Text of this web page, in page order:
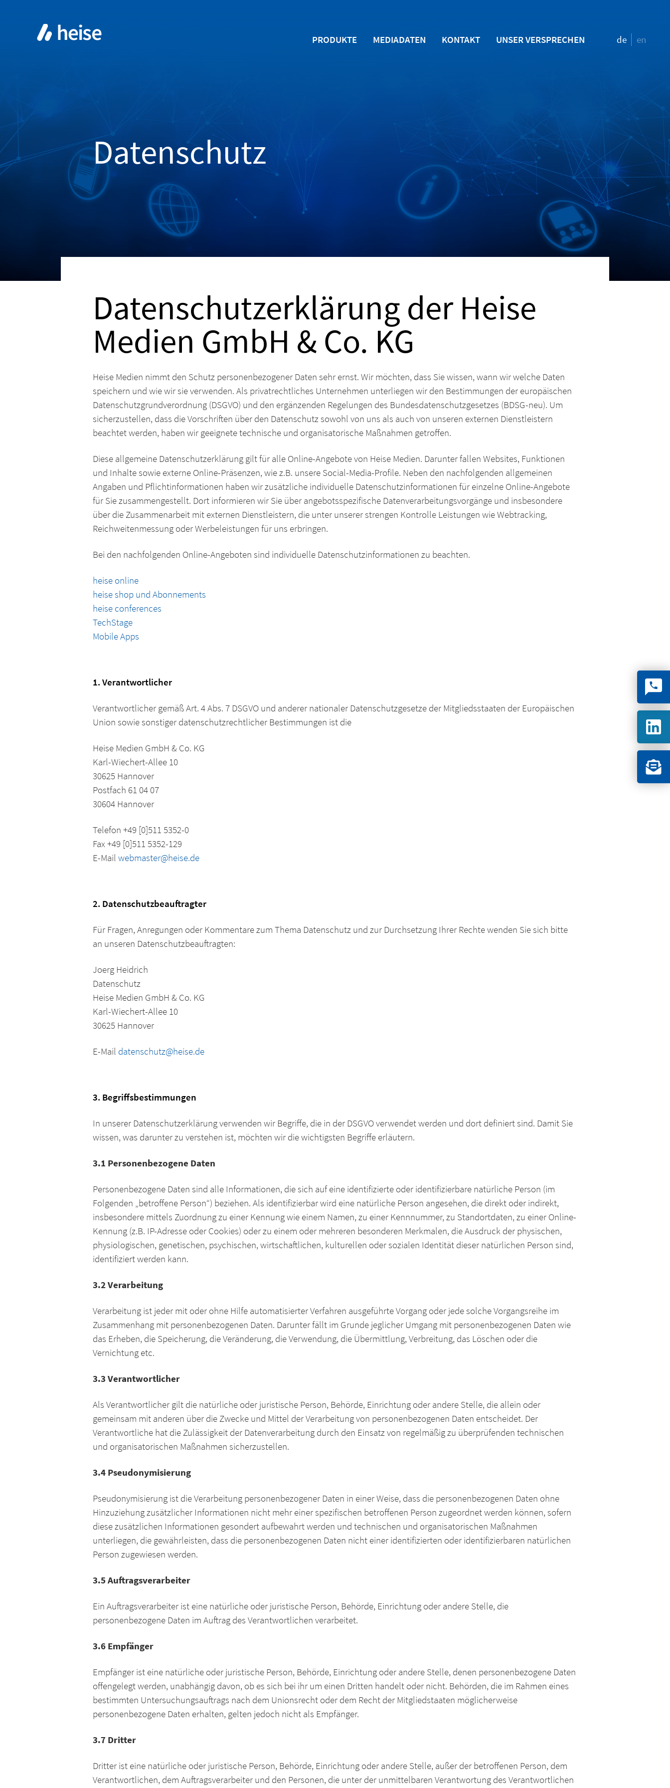
PRODUKTE MEDIADATEN KONTAKT UNSER VERSPRECHEN de en
Datenschutz
Datenschutzerklärung der Heise
Medien GmbH & Co. KG
Heise Medien nimmt den Schutz personenbezogener Daten sehr ernst. Wir möchten, dass Sie wissen, wann wir welche Daten
speichern und wie wir sie verwenden. Als privatrechtliches Unternehmen unterliegen wir den Bestimmungen der europäischen
Datenschutzgrundverordnung (DSGVO) und den ergänzenden Regelungen des Bundesdatenschutzgesetzes (BDSG-neu). Um
sicherzustellen, dass die Vorschriften über den Datenschutz sowohl von uns als auch von unseren externen Dienstleistern
beachtet werden, haben wir geeignete technische und organisatorische Maßnahmen getroffen.
Diese allgemeine Datenschutzerklärung gilt für alle Online-Angebote von Heise Medien. Darunter fallen Websites, Funktionen
und Inhalte sowie externe Online-Präsenzen, wie z.B. unsere Social-Media-Profile. Neben den nachfolgenden allgemeinen
Angaben und Pflichtinformationen haben wir zusätzliche individuelle Datenschutzinformationen für einzelne Online-Angebote
für Sie zusammengestellt. Dort informieren wir Sie über angebotsspezifische Datenverarbeitungsvorgänge und insbesondere
über die Zusammenarbeit mit externen Dienstleistern, die unter unserer strengen Kontrolle Leistungen wie Webtracking,
Reichweitenmessung oder Werbeleistungen für uns erbringen.
Bei den nachfolgenden Online-Angeboten sind individuelle Datenschutzinformationen zu beachten.
heise online
heise shop und Abonnements
heise conferences
TechStage
Mobile Apps
1. Verantwortlicher
Verantwortlicher gemäß Art. 4 Abs. 7 DSGVO und anderer nationaler Datenschutzgesetze der Mitgliedsstaaten der Europäischen
Union sowie sonstiger datenschutzrechtlicher Bestimmungen ist die
Heise Medien GmbH & Co. KG
Karl-Wiechert-Allee 10
30625 Hannover
Postfach 61 04 07
30604 Hannover
Telefon +49 [0]511 5352-0
Fax +49 [0]511 5352-129
E-Mail webmaster@heise.de
2. Datenschutzbeauftragter
Für Fragen, Anregungen oder Kommentare zum Thema Datenschutz und zur Durchsetzung Ihrer Rechte wenden Sie sich bitte
an unseren Datenschutzbeauftragten:
Joerg Heidrich
Datenschutz
Heise Medien GmbH & Co. KG
Karl-Wiechert-Allee 10
30625 Hannover
E-Mail datenschutz@heise.de
3. Begriffsbestimmungen
In unserer Datenschutzerklärung verwenden wir Begriffe, die in der DSGVO verwendet werden und dort definiert sind. Damit Sie
wissen, was darunter zu verstehen ist, möchten wir die wichtigsten Begriffe erläutern.
3.1 Personenbezogene Daten
Personenbezogene Daten sind alle Informationen, die sich auf eine identifizierte oder identifizierbare natürliche Person (im
Folgenden „betroffene Person“) beziehen. Als identifizierbar wird eine natürliche Person angesehen, die direkt oder indirekt,
insbesondere mittels Zuordnung zu einer Kennung wie einem Namen, zu einer Kennnummer, zu Standortdaten, zu einer Online-
Kennung (z.B. IP-Adresse oder Cookies) oder zu einem oder mehreren besonderen Merkmalen, die Ausdruck der physischen,
physiologischen, genetischen, psychischen, wirtschaftlichen, kulturellen oder sozialen Identität dieser natürlichen Person sind,
identifiziert werden kann.
3.2 Verarbeitung
Verarbeitung ist jeder mit oder ohne Hilfe automatisierter Verfahren ausgeführte Vorgang oder jede solche Vorgangsreihe im
Zusammenhang mit personenbezogenen Daten. Darunter fällt im Grunde jeglicher Umgang mit personenbezogenen Daten wie
das Erheben, die Speicherung, die Veränderung, die Verwendung, die Übermittlung, Verbreitung, das Löschen oder die
Vernichtung etc.
3.3 Verantwortlicher
Als Verantwortlicher gilt die natürliche oder juristische Person, Behörde, Einrichtung oder andere Stelle, die allein oder
gemeinsam mit anderen über die Zwecke und Mittel der Verarbeitung von personenbezogenen Daten entscheidet. Der
Verantwortliche hat die Zulässigkeit der Datenverarbeitung durch den Einsatz von regelmäßig zu überprüfenden technischen
und organisatorischen Maßnahmen sicherzustellen.
3.4 Pseudonymisierung
Pseudonymisierung ist die Verarbeitung personenbezogener Daten in einer Weise, dass die personenbezogenen Daten ohne
Hinzuziehung zusätzlicher Informationen nicht mehr einer spezifischen betroffenen Person zugeordnet werden können, sofern
diese zusätzlichen Informationen gesondert aufbewahrt werden und technischen und organisatorischen Maßnahmen
unterliegen, die gewährleisten, dass die personenbezogenen Daten nicht einer identifizierten oder identifizierbaren natürlichen
Person zugewiesen werden.
3.5 Auftragsverarbeiter
Ein Auftragsverarbeiter ist eine natürliche oder juristische Person, Behörde, Einrichtung oder andere Stelle, die
personenbezogene Daten im Auftrag des Verantwortlichen verarbeitet.
3.6 Empfänger
Empfänger ist eine natürliche oder juristische Person, Behörde, Einrichtung oder andere Stelle, denen personenbezogene Daten
offengelegt werden, unabhängig davon, ob es sich bei ihr um einen Dritten handelt oder nicht. Behörden, die im Rahmen eines
bestimmten Untersuchungsauftrags nach dem Unionsrecht oder dem Recht der Mitgliedstaaten möglicherweise
personenbezogene Daten erhalten, gelten jedoch nicht als Empfänger.
3.7 Dritter
Dritter ist eine natürliche oder juristische Person, Behörde, Einrichtung oder andere Stelle, außer der betroffenen Person, dem
Verantwortlichen, dem Auftragsverarbeiter und den Personen, die unter der unmittelbaren Verantwortung des Verantwortlichen